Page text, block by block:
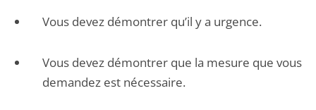
Vous devez démontrer qu’il y a urgence.
Vous devez démontrer que la mesure que vous
demandez est nécessaire.